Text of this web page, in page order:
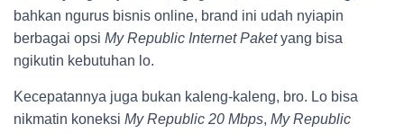
bahkan ngurus bisnis online, brand ini udah nyiapin
berbagai opsi My Republic Internet Paketyang bisa
ngikutin kebutuhan lo.
Kecepatannya juga bukan kaleng-kaleng, bro. Lo bisa
nikmatin koneksi My Republic 20 Mbps, My Republic